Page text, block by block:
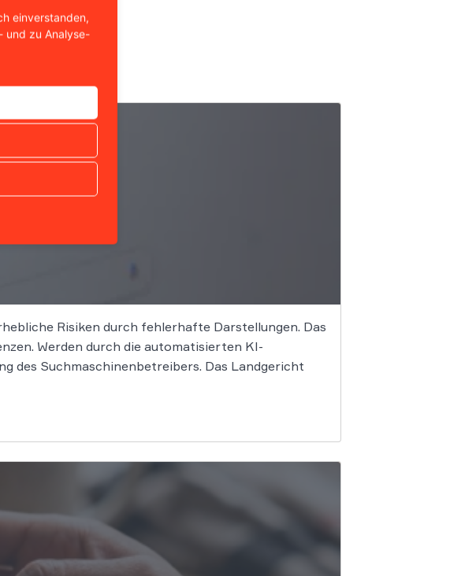
Risiken durch fehlerhafte Darstellungen. Das
Werden durch die automatisierten KI-
des Suchmaschinenbetreibers. Das Landgericht
einverstanden,
und zu Analyse-